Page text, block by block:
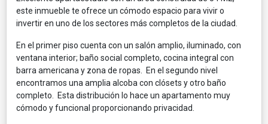
este inmueble te ofrece un cómodo espacio para vivir o
invertir en uno de los sectores más completos de la ciudad.
En el primer piso cuenta con un salón amplio, iluminado, con
ventana interior; baño social completo, cocina integral con
barra americana y zona de ropas. En el segundo nivel
encontramos una amplia alcoba con clósets y otro baño
completo. Esta distribución lo hace un apartamento muy
cómodo y funcional proporcionando privacidad.